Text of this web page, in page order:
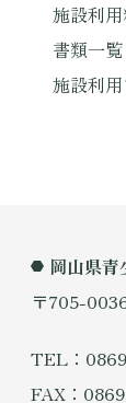
施設利
書類一覧
施設利
岡山県
〒705-
TEL：
FAX：